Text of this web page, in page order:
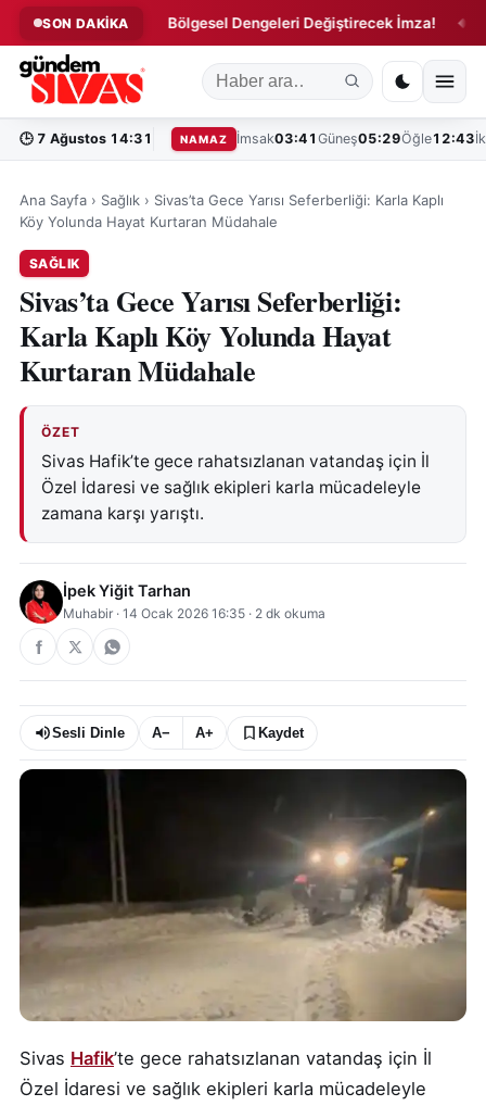
SON DAKİKA
Tanıttı! ◆ Bölgesel Dengeleri Değiştirecek İmza! ◆
🕒 7 Ağustos 14:31 NAMAZ İmsak03:41 Güneş05:29Öğle12:43
Ana Sayfa › Sağlık › Sivas’ta Gece Yarısı Seferberliği: Karla Kaplı
Köy Yolunda Hayat Kurtaran Müdahale
SAĞLIK
Sivas’ta Gece Yarısı Seferberliği:
Karla Kaplı Köy Yolunda Hayat
Kurtaran Müdahale
ÖZET
Sivas Hafik’te gece rahatsızlanan vatandaş için İl
Özel İdaresi ve sağlık ekipleri karla mücadeleyle
zamana karşı yarıştı.
İpek Yiğit Tarhan
Muhabir · 14 Ocak 2026 16:35 · 2 dk okuma
Sesli Dinle A− A+ Kaydet
Sivas Hafik’te gece rahatsızlanan vatandaş için İl
Özel İdaresi ve sağlık ekipleri karla mücadeleyle